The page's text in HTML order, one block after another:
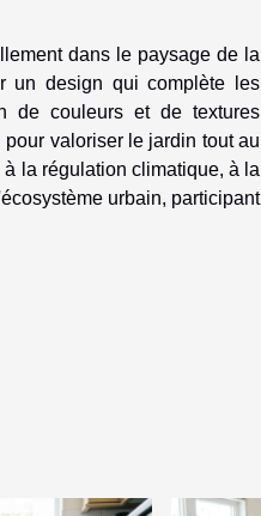
dans le paysage de la
un design qui complète les
de couleurs et de textures
valoriser le jardin tout au
la régulation climatique, à la
urbain, participant